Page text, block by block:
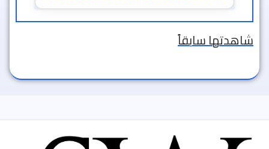
شاهدتها سابقاً